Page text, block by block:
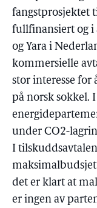
fangstprosjektet
fullfinansiert og i
og Yara i
kommersielle
stor interesse for
på norsk sokkel.
under CO2-
I
det er klart at
er ingen av